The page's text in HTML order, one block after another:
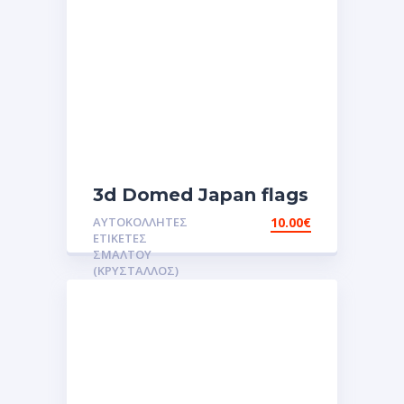
3d Domed Japan flags
reflective sticker
αυτοκόλλητες ετικέτες
3D Σμάλτου.Αυτοκόλλητα
ΑΥΤΟΚΌΛΛΗΤΕΣ
ΕΤΙΚΈΤΕΣ
ΣΜΆΛΤΟΥ
(ΚΡΥΣΤΑΛΛΟΣ)
10.00€